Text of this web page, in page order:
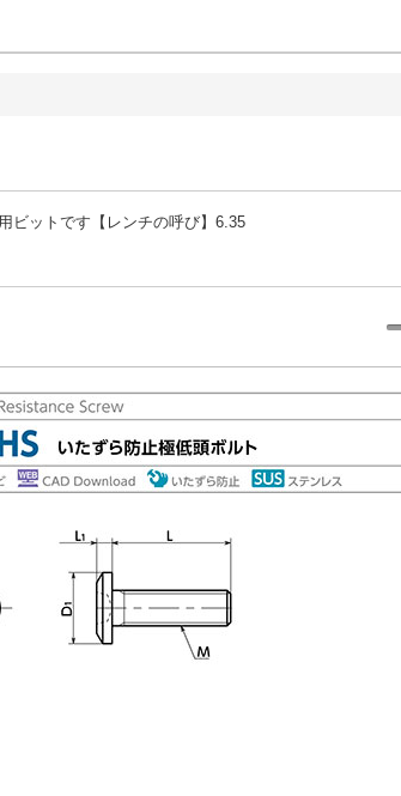
ビットです【レンチの呼び】6.35